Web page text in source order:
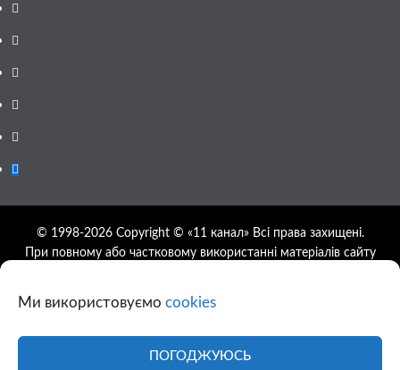
Ми використовуємо cookies
ПОГОДЖУЮСЬ
Facebook
YouTube
Telegram
Instagram
Twitter
Google
© 1998-2026 Copyright © «11 канал» Всі права захищені.
При повному або частковому використанні матеріалів сайту
абзацу.
дозволяється за умови посилання на джерело та прямого